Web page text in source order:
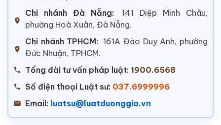
Chi nhánh Đà Nẵng:
141 Diệp Minh Châu,
phường Hoà Xuân, Đà Nẵng.
Chi nhánh TPHCM: 161A Đào Duy Anh, phường
Đức Nhuận, TPHCM.
Tổng đài tư vấn pháp luật: 1900.6568
Số điện thoại Luật sư: 037.6999996
Email: luatsu@luatduonggia.vn